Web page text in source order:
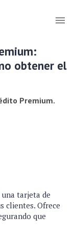
obtener el
Premium.
tarjeta de
clientes. Ofrece
que